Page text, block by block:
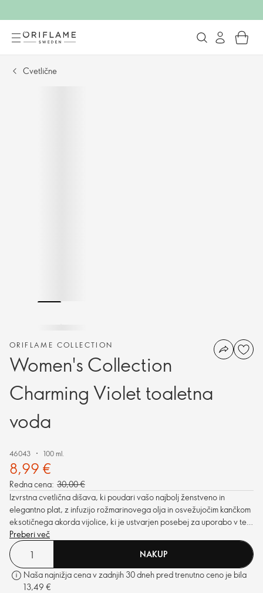
Cvetlične
ORIFLAME COLLECTION
Women's Collection
Charming Violet toaletna
voda
46043 100 ml.
8,99 €
Redna cena: 30,00 €
Izvrstna cvetlična dišava, ki poudari vašo najbolj ženstveno in
elegantno plat, z infuzijo rožmarinovega olja in osvežujočim kančkom
eksotičnega akorda vijolice, ki je ustvarjen posebej za uporabo v tem
vonju.
Preberi več
NAKUP
Naša najnižja cena v zadnjih 30 dneh pred trenutno ceno je bila
13,49 €